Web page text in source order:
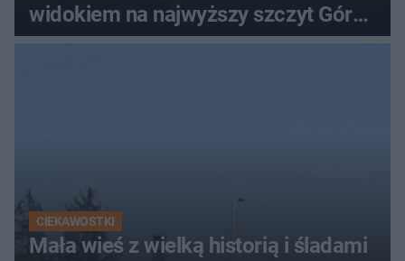
widokiem na najwyższy szczyt Gór
Świętokrzyskich
CIEKAWOSTKI
Mała wieś z wielką historią i śladami